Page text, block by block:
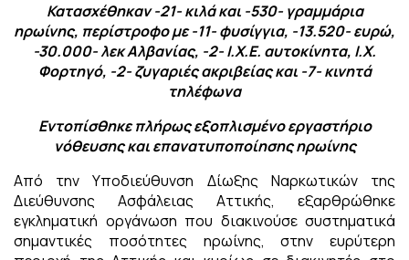
Κατασχέθηκαν -21- κιλά και -530- γραμμάρια
ηρωίνης, περίστροφο με -11- φυσίγγια, -13.520- ευρώ,
-30.000- λεκ Αλβανίας, -2- Ι.Χ.Ε. αυτοκίνητα, Ι.Χ.
Φορτηγό, -2- ζυγαριές ακριβείας και -7- κινητά
τηλέφωνα
Εντοπίσθηκε πλήρως εξοπλισμένο εργαστήριο
νόθευσης και επανατυποποίησης ηρωίνης
Από την Υποδιεύθυνση Δίωξης Ναρκωτικών της
Διεύθυνσης Ασφάλειας Αττικής, εξαρθρώθηκε
εγκληματική οργάνωση που διακινούσε συστηματικά
σημαντικές ποσότητες ηρωίνης, στην ευρύτερη